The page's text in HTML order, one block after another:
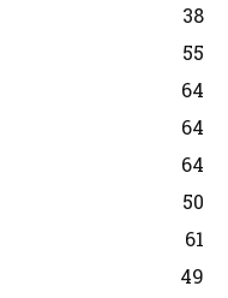
38
55
64
64
64
50
61
49